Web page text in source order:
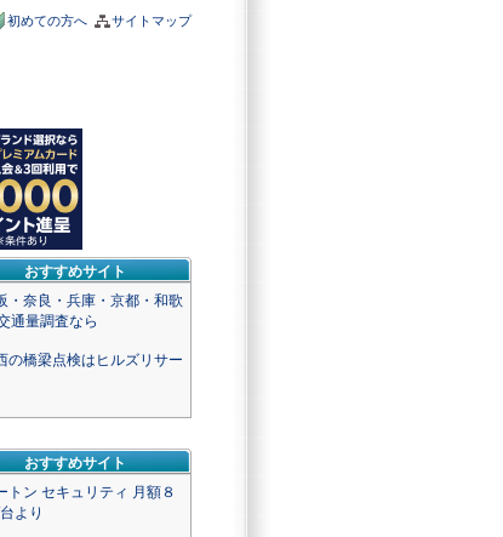
サイトマップ
初めての方へ
おすすめサイト
・奈良・兵庫・京都・和歌
通量調査なら
の橋梁点検はヒルズリサー
おすすめサイト
トン セキュリティ 月額８
より